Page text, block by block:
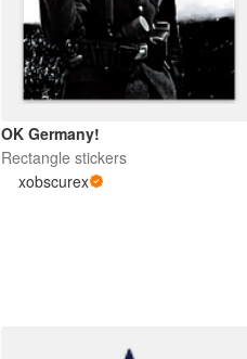
OK Germany!
Rectangle stickers
xobscurex